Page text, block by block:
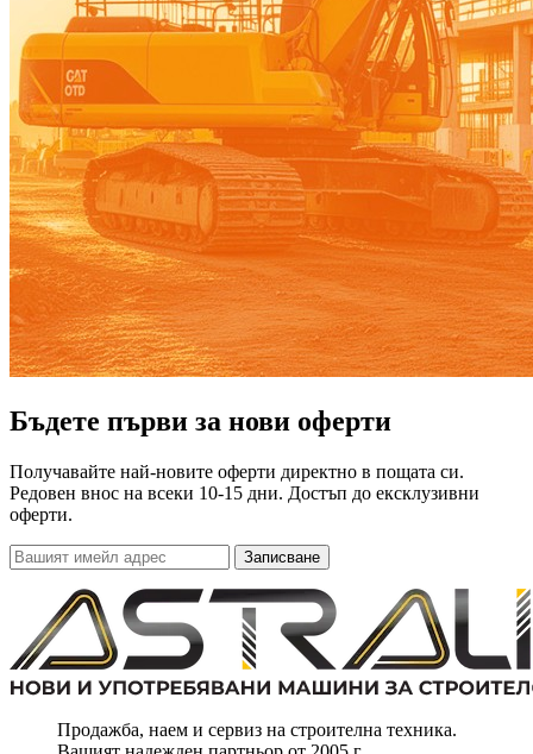
Бъдете първи за нови оферти
Получавайте най-новите оферти директно в пощата си.
Редовен внос на всеки 10-15 дни. Достъп до ексклузивни
оферти.
Записване
Продажба, наем и сервиз на строителна техника.